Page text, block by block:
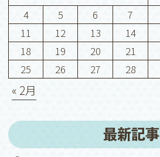
4
5 6 7
11
12 13 14
18
19 20 21
25
26 27 28
« 2月
最新記事